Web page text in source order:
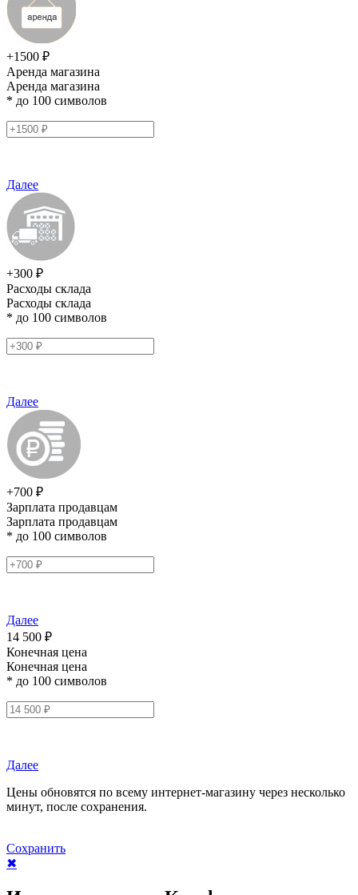
+1500 ₽
Аренда магазина
Аренда магазина
* до 100 символов
Далее
+300 ₽
Расходы склада
Расходы склада
* до 100 символов
Далее
+700 ₽
Зарплата продавцам
Зарплата продавцам
* до 100 символов
Далее
14 500 ₽
Конечная цена
Конечная цена
* до 100 символов
Далее
Цены обновятся по всему интернет-магазину через несколько
минут, после сохранения.
Сохранить
✖